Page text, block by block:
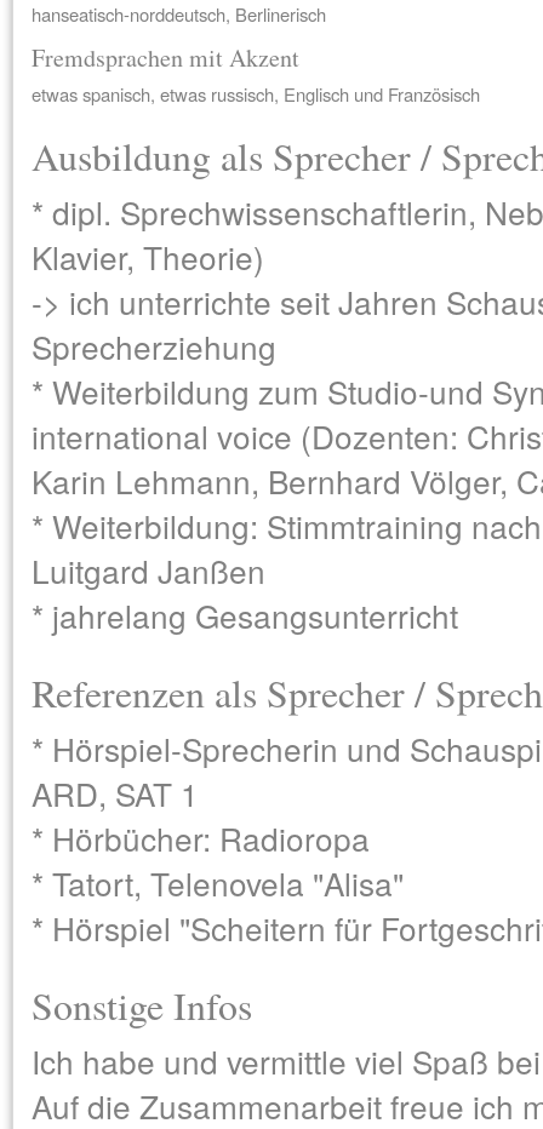
hanseatisch-norddeutsch, Berlinerisch
Fremdsprachen mit Akzent
etwas spanisch, etwas russisch, Englisch und Französisch
Ausbildung als Sprecher /
* dipl. Sprechwissenschaftlerin,
Klavier, Theorie)
-> ich unterrichte seit Jahren
Sprecherziehung
* Weiterbildung zum Studio-und
international voice (Dozenten:
Karin Lehmann, Bernhard Völger,
* Weiterbildung: Stimmtraining
Luitgard Janßen
* jahrelang Gesangsunterricht
Referenzen als Sprecher /
* Hörspiel-Sprecherin und
ARD, SAT 1
* Hörbücher: Radioropa
* Tatort, Telenovela "Alisa"
* Hörspiel "Scheitern für
Sonstige Infos
Ich habe und vermittle viel Spaß
Auf die Zusammenarbeit freue ich